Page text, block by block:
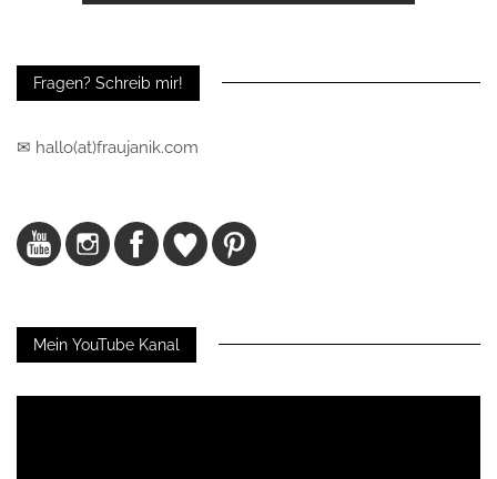
Fragen? Schreib mir!
✉ hallo(at)fraujanik.com
Mein YouTube Kanal